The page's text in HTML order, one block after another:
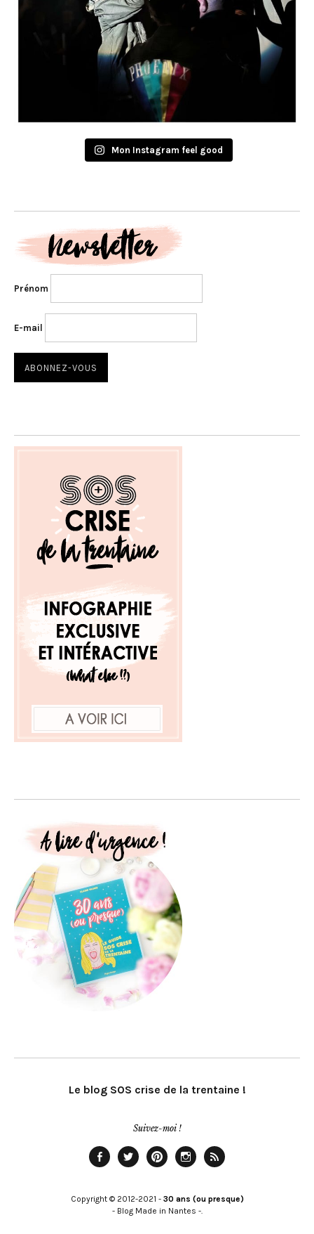
Mon Instagram feel good
Prénom
E-mail
Le blog SOS crise de la trentaine !
Suivez-moi !
Copyright © 2012-2021 - 30 ans (ou presque)
- Blog Made in Nantes -